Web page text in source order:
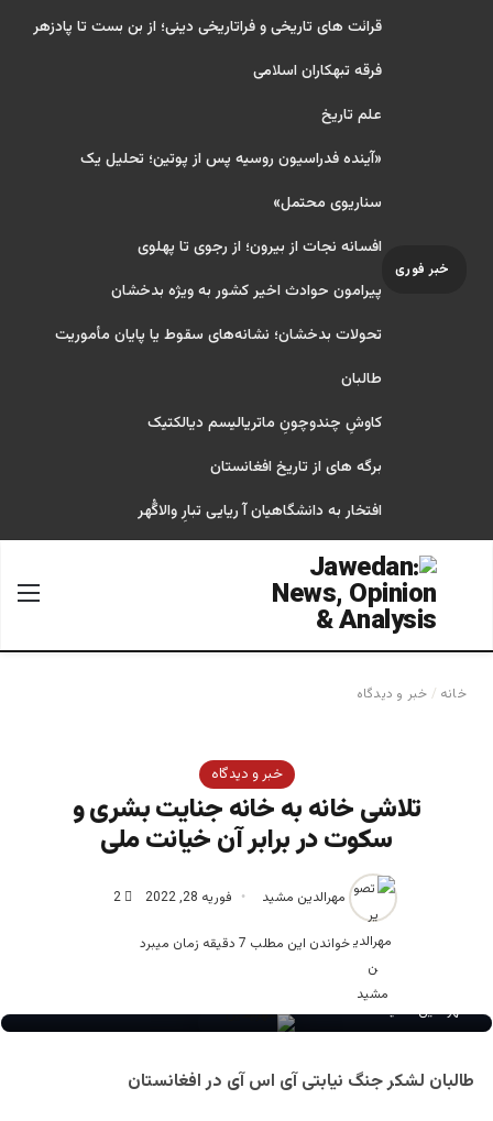
خبر فوری
قرائت های تاریخی و فراتاریخی دینی؛ از بن بست تا پادزهر
فرقه تبهکاران اسلامی
علم تاریخ
«آینده فدراسیون روسیه پس از پوتین؛ تحلیل یک
سناریوی محتمل»
افسانه نجات از بیرون؛ از رجوی تا پهلوی
پیرامون حوادث اخیر کشور به ویژه بدخشان
تحولات بدخشان؛ نشانه‌های سقوط یا پایان مأموریت
طالبان
کاوشِ چندو‌چونِ ماتریالیسم دیالکتیک
برگه های از تاریخ افغانستان
افتخار به دانشگاهیان آ ریایی تبارِ والاگُهر
جستجو برای
خانه / خبر و دیدگاه
خبر و دیدگاه
تلاشی خانه به خانه جنایت بشری و
سکوت در برابر آن خیانت ملی
مهرالدین مشید فوریه 28, 2022 2
خواندن این مطلب 7 دقیقه زمان میبرد
مهرالدین مشید
طالبان لشکر جنگ نیابتی آی اس آی در افغانستان